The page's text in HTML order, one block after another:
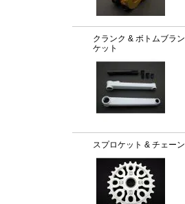
クランク & ボトムブラン
ケット
スプロケット & チェーン